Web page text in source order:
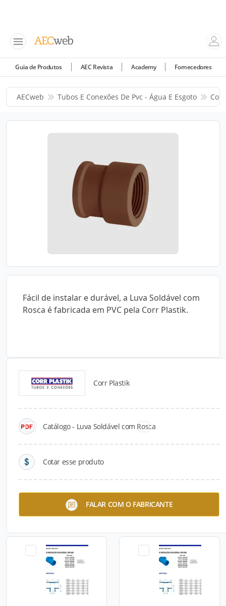
Guia de Produtos AEC Revista Academy Fornecedores
AECweb Tubos E Conexões De Pvc - Água E Esgoto
Fácil de instalar e durável, a Luva Soldável com
Rosca é fabricada em PVC pela Corr Plastik.
Corr Plastik
Catálogo - Luva Soldável com Rosca
Cotar esse produto
FALAR COM O FABRICANTE
Catálogos para Download
TEE Redução Soldável Linha
Fixa 150 x 125mm Corr
Plastik
Fixa 100 x 50mm Corr
Plastik